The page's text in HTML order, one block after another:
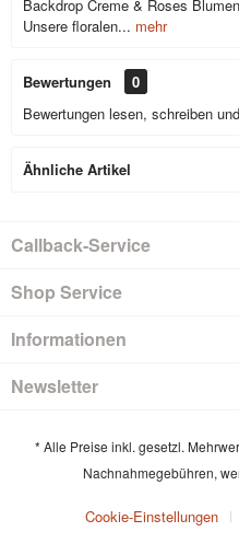
Backdrop Creme & Roses
Unsere floralen... mehr
Bewertungen
0
Bewertungen lesen, schreiben
Ähnliche Artikel
Callback-Service
Shop Service
Informationen
Newsletter
* Alle Preise inkl. gesetzl.
Nachnahmegebühren,
Cookie-Einstellungen